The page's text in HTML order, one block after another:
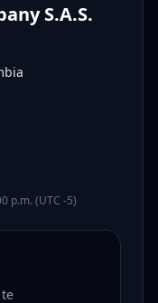
S.A.S.
p.m. (UTC -5)